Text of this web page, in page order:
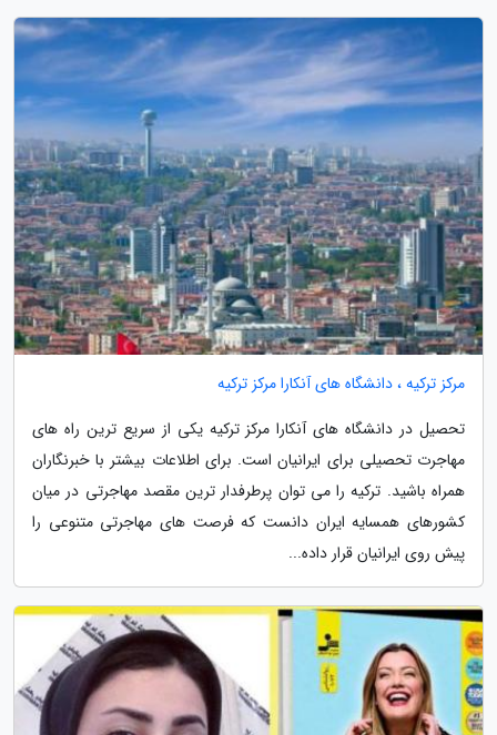
مرکز ترکیه ، دانشگاه های آنکارا مرکز ترکیه
تحصیل در دانشگاه های آنکارا مرکز ترکیه یکی از سریع ترین راه های
مهاجرت تحصیلی برای ایرانیان است. برای اطلاعات بیشتر با خبرنگاران
همراه باشید. ترکیه را می توان پرطرفدار ترین مقصد مهاجرتی در میان
کشورهای همسایه ایران دانست که فرصت های مهاجرتی متنوعی را
پیش روی ایرانیان قرار داده...